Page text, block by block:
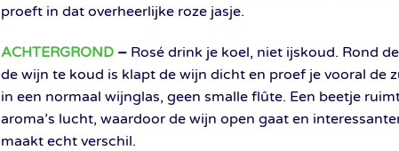
proeft in dat overheerlijke roze jasje.
ACHTERGROND – Rosé drink je koel, niet ijskoud. Rond
de wijn te koud is klapt de wijn dicht en proef je vooral de
in een normaal wijnglas, geen smalle flûte. Een beetje
aroma’s lucht, waardoor de wijn open gaat en
maakt echt verschil.